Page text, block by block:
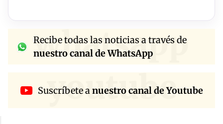
whatsapp
Recibe todas las noticias a través de
nuestro canal de WhatsApp
youtube
Suscríbete anuestro canal de Youtube